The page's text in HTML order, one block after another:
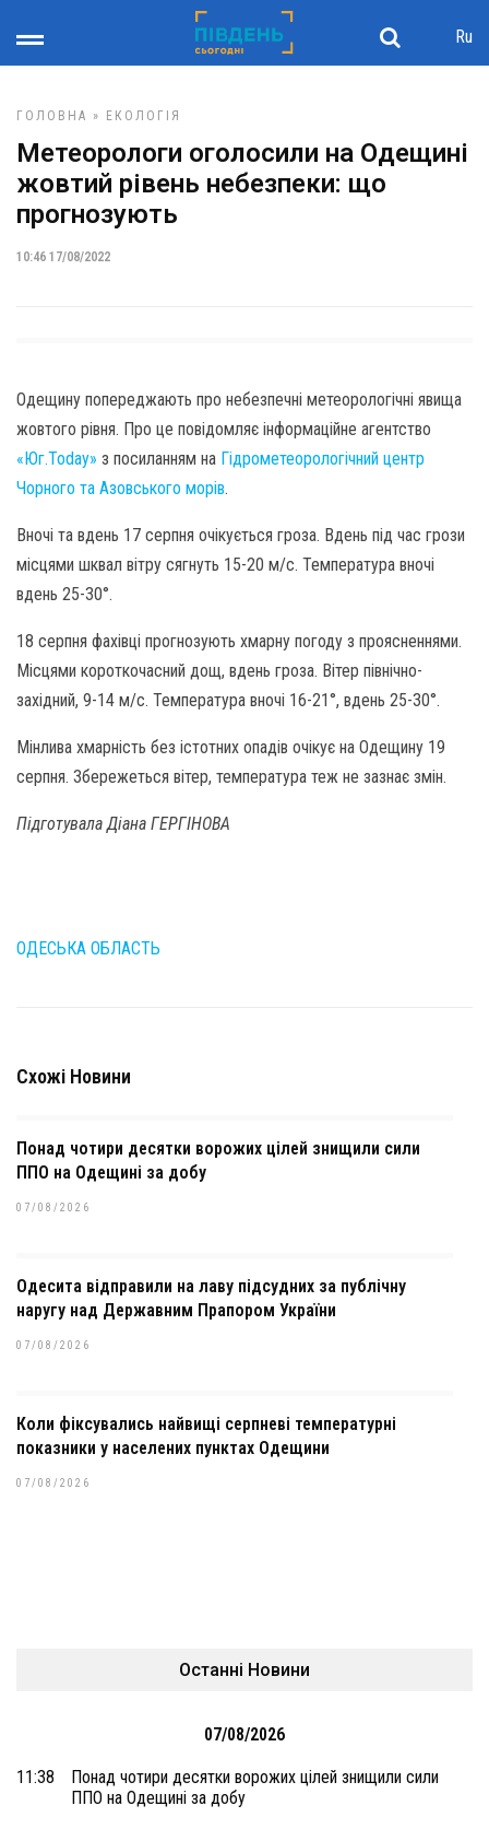
Ru
ГОЛОВНА » ЕКОЛОГІЯ
Метеорологи оголосили на Одещині
жовтий рівень небезпеки: що
прогнозують
10:46 17/08/2022
Одещину попереджають про небезпечні метеорологічні явища
жовтого рівня. Про це повідомляє інформаційне агентство
«Юг.Today» з посиланням на Гідрометеорологічний центр
Чорного та Азовського морів.
Вночі та вдень 17 серпня очікується гроза. Вдень під час грози
місцями шквал вітру сягнуть 15-20 м/с. Температура вночі
вдень 25-30°.
18 серпня фахівці прогнозують хмарну погоду з проясненнями.
Місцями короткочасний дощ, вдень гроза. Вітер північно-
західний, 9-14 м/с. Температура вночі 16-21°, вдень 25-30°.
Мінлива хмарність без істотних опадів очікує на Одещину 19
серпня. Збережеться вітер, температура теж не зазнає змін.
Підготувала Діана ГЕРГІНОВА
ОДЕСЬКА ОБЛАСТЬ
Схожі Новини
Понад чотири десятки ворожих цілей знищили сили
ППО на Одещині за добу
07/08/2026
Одесита відправили на лаву підсудних за публічну
наругу над Державним Прапором України
07/08/2026
Коли фіксувались найвищі серпневі температурні
показники у населених пунктах Одещини
07/08/2026
Останні Новини
07/08/2026
11:38
Понад чотири десятки ворожих цілей знищили сили
ППО на Одещині за добу